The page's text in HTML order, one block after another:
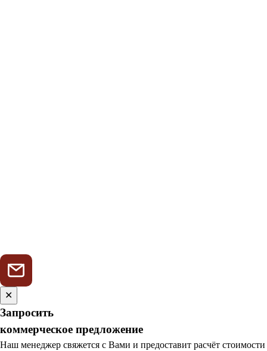
✕
Запросить
коммерческое предложение
Наш менеджер свяжется с Вами и предоставит расчёт стоимости